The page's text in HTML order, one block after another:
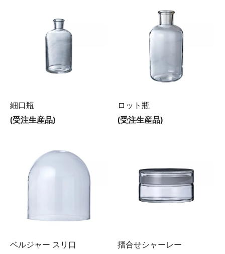
細口瓶
(受注生産品)
ロット瓶
(受注生産品)
ベルジャー スリ口 摺合せシャーレー